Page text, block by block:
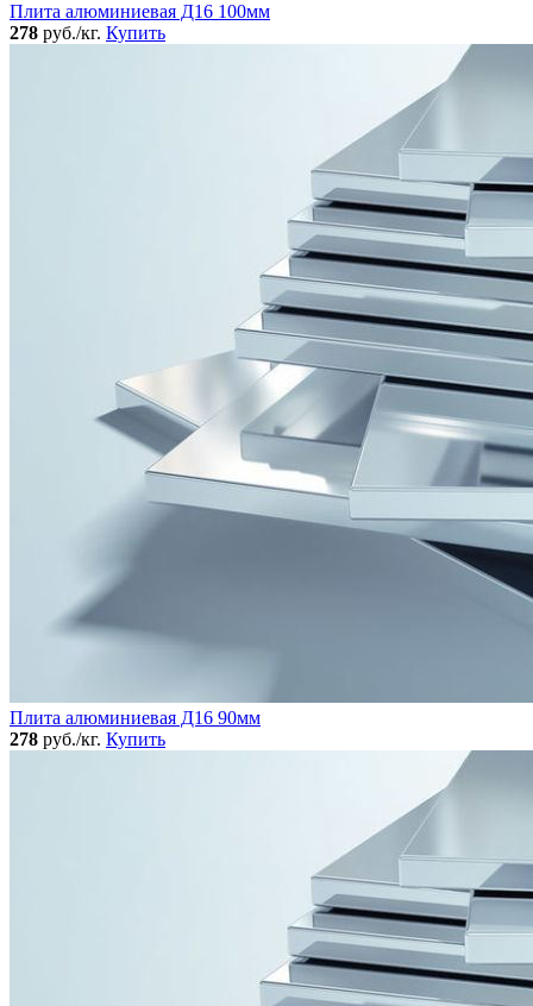
Плита алюминиевая Д16 100мм
278 руб./кг. Купить
Плита алюминиевая Д16 90мм
278 руб./кг. Купить